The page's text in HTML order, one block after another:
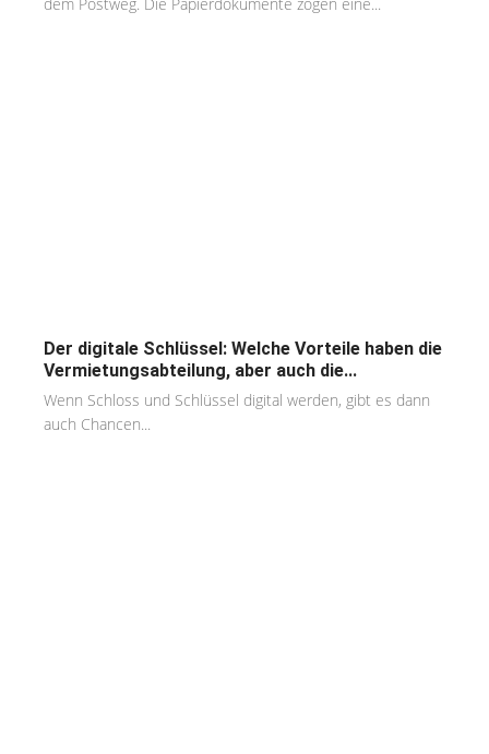
Der digitale Schlüssel: Welche Vorteile haben die
Vermietungsabteilung, aber auch die...
Wenn Schloss und Schlüssel digital werden, gibt es dann
auch Chancen...